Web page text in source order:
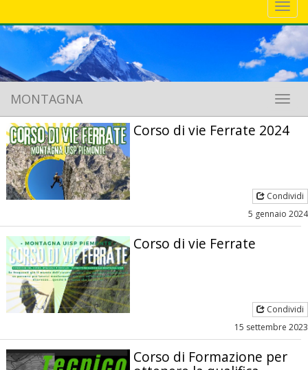
MONTAGNA
Corso di vie Ferrate 2024
Condividi
5 gennaio 2024
Corso di vie Ferrate
Condividi
15 settembre 2023
Corso di Formazione per